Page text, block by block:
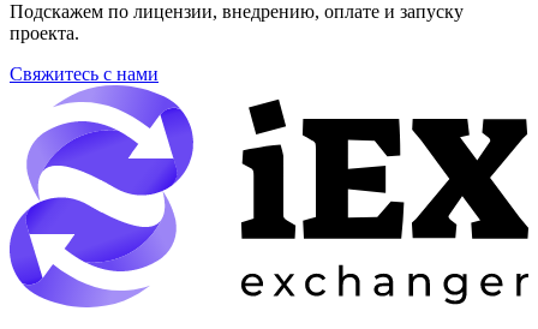
Подскажем по лицензии, внедрению, оплате и запуску
проекта.
Свяжитесь с нами